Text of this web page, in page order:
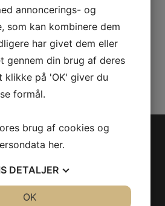
PT.HEXAGONA*SCREW-
PT.HEX.
antal
annoncerings- og
som kan kombinere dem
har givet dem eller
gennem din brug af deres
klikke på 'OK' giver du
formål.
brug af cookies og
her.
DETALJER
OK